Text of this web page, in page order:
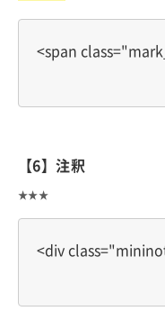
【6】注釈
★★★